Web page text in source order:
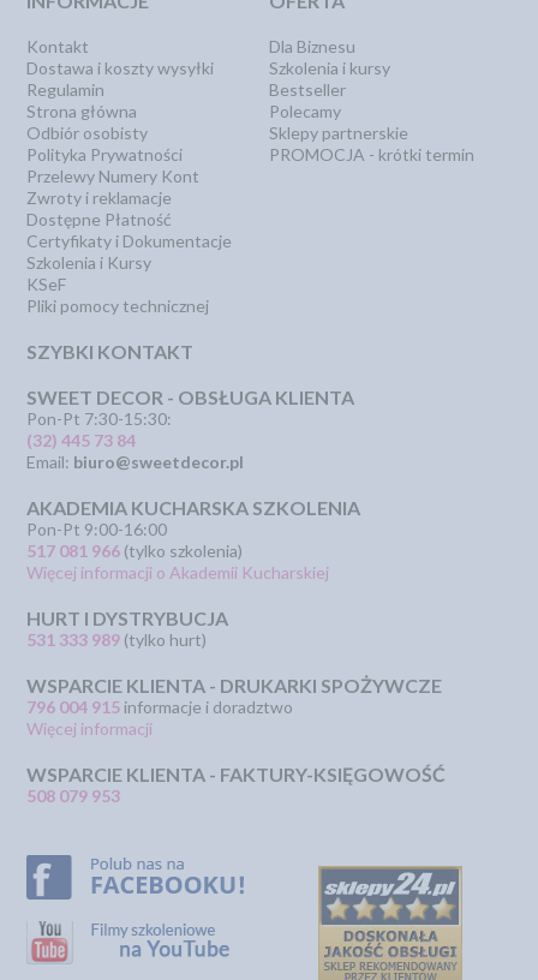
Kontakt
Dostawa i koszty wysyłki
Regulamin
Strona główna
Odbiór osobisty
Polityka Prywatności
Przelewy Numery Kont
Zwroty i reklamacje
Dostępne Płatność
Certyfikaty i Dokumentacje
Szkolenia i Kursy
KSeF
Pliki pomocy technicznej
Dla Biznesu
Szkolenia i kursy
Bestseller
Polecamy
Sklepy partnerskie
PROMOCJA - krótki termin
SZYBKI KONTAKT
SWEET DECOR - OBSŁUGA KLIENTA
Pon-Pt 7:30-15:30:
(32) 445 73 84
Email: biuro@sweetdecor.pl
AKADEMIA KUCHARSKA SZKOLENIA
Pon-Pt 9:00-16:00
517 081 966 (tylko szkolenia)
Więcej informacji o Akademii Kucharskiej
HURT I DYSTRYBUCJA
531 333 989 (tylko hurt)
WSPARCIE KLIENTA - DRUKARKI SPOŻYWCZE
796 004 915 informacje i doradztwo
Więcej informacji
WSPARCIE KLIENTA - FAKTURY-KSIĘGOWOŚĆ
508 079 953